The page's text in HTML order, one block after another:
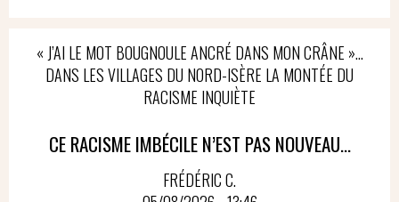
« J’AI LE MOT BOUGNOULE ANCRÉ DANS MON CRÂNE »…
DANS LES VILLAGES DU NORD-ISÈRE LA MONTÉE DU
RACISME INQUIÈTE
CE RACISME IMBÉCILE N’EST PAS NOUVEAU...
FRÉDÉRIC C.